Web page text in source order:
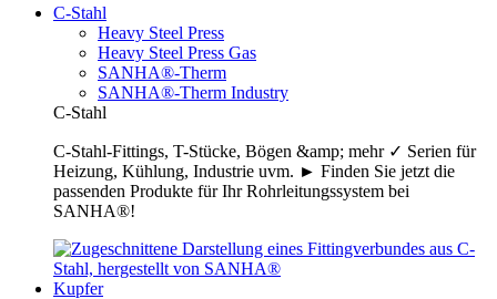
C-Stahl
Heavy Steel Press
Heavy Steel Press Gas
SANHA®-Therm
SANHA®-Therm Industry
C-Stahl
C-Stahl-Fittings, T-Stücke, Bögen &amp; mehr ✓ Serien für
Heizung, Kühlung, Industrie uvm. ► Finden Sie jetzt die
passenden Produkte für Ihr Rohrleitungssystem bei
SANHA®!
Kupfer